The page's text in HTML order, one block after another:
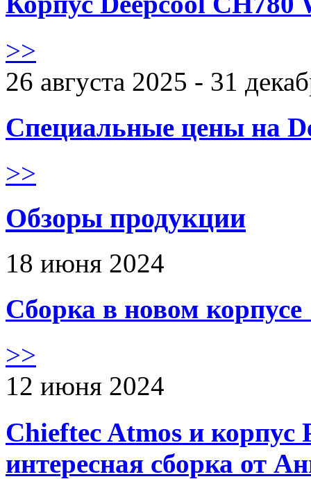
>>
26 августа 2025 - 31
Специальные цены на
>>
Обзоры продукции
18 июня 2024
Сборка в новом
>>
12 июня 2024
Chieftec Atmos и корпус
интересная сборка от